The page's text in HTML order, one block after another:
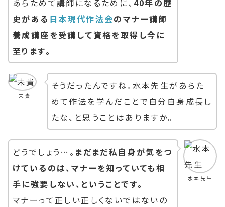
あらためて講師になるために、 40年の歴
史がある 日本現代作法会のマナー講師
養成講座を受講して資格を取得し今に
至ります。
未貴
そうだったんですね。水本先生があらた
めて作法を学んだことで自分自身成長し
たな、と思うことはありますか。
水本先生
どうでしょう…。 まだまだ私自身が気をつ
けているのは、マナーを知っていても相
手に強要しない、ということです。
マナーって正しい正しくないではないの